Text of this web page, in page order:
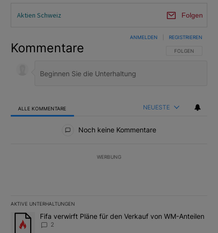
Aktien Schweiz Folgen
Kommentare FOLGE DIESER
FOLGEN
ANMELDEN REGISTRIEREN
ALLE KOMMENTARE NEUESTE
Noch keine Kommentare
WERBUNG
AKTIVE UNTERHALTUNGEN
Das Folgende ist eine Liste der am meisten kommentierten
Ein Trendartikel mit dem Titel "Fifa verwirft Pläne für den
Fifa verwirft Pläne für den Verkauf von WM-Anteilen
2